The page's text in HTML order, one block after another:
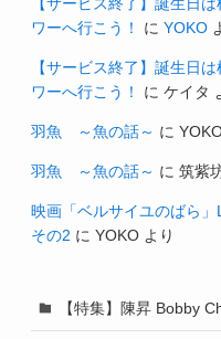
ワーへ行こう！
に YOKO
【サービス終了】誕生日
ワーへ行こう！
に ケイタ
羽魚 ～魚の話～ に
羽魚 ～魚の話～ に 筑紫
映画「ベルサイユのばら」
その2 に YOKO より
【特集】陳昇 Bobby